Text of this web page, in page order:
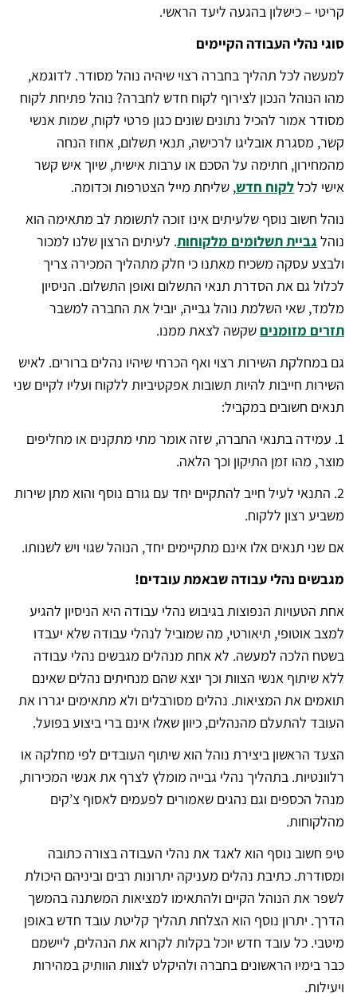
קריטי – כישלון בהגעה ליעד הראשי.
סוגי נהלי העבודה הקיימים
למעשה לכל תהליך בחברה רצוי שיהיה נוהל מסודר. לדוגמא,
מהו הנוהל הנכון לצירוף לקוח חדש לחברה? נוהל פתיחת לקוח
מסודר אמור להכיל נתונים שונים כגון פרטי לקוח, שמות אנשי
קשר, מסגרת אובליגו לרכישה, תנאי תשלום, אחוז הנחה
מהמחירון, חתימה על הסכם או ערבות אישית, שיוך איש קשר
אישי לכללקוח חדש, שליחת מייל הצטרפות וכדומה.
נוהל חשוב נוסף שלעיתים אינו זוכה לתשומת לב מתאימה הוא
נוהל גביית תשלומים מלקוחות. לעיתים הרצון שלנו למכור
ולבצע עסקה משכיח מאתנו כי חלק מתהליך המכירה צריך
לכלול גם את הסדרת תנאי התשלום ואופן התשלום. הניסיון
מלמד, שאי השלמת נוהל גבייה, יוביל את החברה למשבר
תזרים מזומנים שקשה לצאת ממנו.
גם במחלקת השירות רצוי ואף הכרחי שיהיו נהלים ברורים. לאיש
השירות חייבות להיות תשובות אפקטיביות ללקוח ועליו לקיים שני
תנאים חשובים במקביל:
1. עמידה בתנאי החברה, שזה אומר מתי מתקנים או מחליפים
מוצר, מהו זמן התיקון וכך הלאה.
2. התנאי לעיל חייב להתקיים יחד עם גורם נוסף והוא מתן שירות
משביע רצון ללקוח.
אם שני תנאים אלו אינם מתקיימים יחד, הנוהל שגוי ויש לשנותו.
מגבשים נהלי עבודה שבאמת עובדים!
אחת הטעויות הנפוצות בגיבוש נהלי עבודה היא הניסיון להגיע
למצב אוטופי, תיאורטי, מה שמוביל לנהלי עבודה שלא יעבדו
בשטח הלכה למעשה. לא אחת מנהלים מגבשים נהלי עבודה
ללא שיתוף אנשי הצוות וכך יוצא שהם מנחיתים נהלים שאינם
תואמים את המציאות. נהלים מסורבלים ולא מתאימים יגררו את
העובד להתעלם מהנהלים, כיוון שאלו אינם ברי ביצוע בפועל.
הצעד הראשון ביצירת נוהל הוא שיתוף העובדים לפי מחלקה או
רלוונטיות. בתהליך נהלי גבייה מומלץ לצרף את אנשי המכירות,
מנהל הכספים וגם נהגים שאמורים לפעמים לאסוף צ’קים
מהלקוחות.
טיפ חשוב נוסף הוא לאגד את נהלי העבודה בצורה כתובה
ומסודרת. כתיבת נהלים מעניקה יתרונות רבים וביניהם היכולת
לשפר את הנוהל הקיים ולהתאימו למציאות המשתנה בהמשך
הדרך. יתרון נוסף הוא הצלחת תהליך קליטת עובד חדש באופן
מיטבי. כל עובד חדש יוכל בקלות לקרוא את הנהלים, ליישמם
כבר בימיו הראשונים בחברה ולהיקלט לצוות הוותיק במהירות
ויעילות.